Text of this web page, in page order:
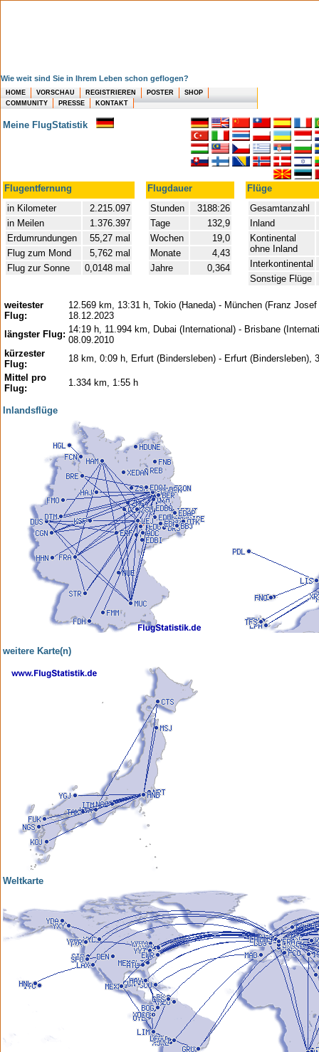
Wie weit sind Sie in Ihrem Leben schon geflogen?
HOME VORSCHAU REGISTRIEREN POSTER
SHOP
COMMUNITY
PRESSE KONTAKT
Meine FlugStatistik
Flugentfernung Flugdauer
Flüge
in Kilometer
2.215.097
in Meilen
1.376.397
Erdumrundungen
55,27 mal
Flug zum Mond
5,762 mal
Flug zur Sonne
0,0148 mal
Stunden
3188:26
Tage
132,9
Wochen
19,0
Monate
4,43
Jahre
0,364
Gesamtanzahl
Inland
Kontinental
ohne Inland
Interkontinental
Sonstige Flüge
weitester
Flug:
12.569 km, 13:31 h, Tokio (Haneda) - München (Franz
18.12.2023
längster Flug: 14:19 h, 11.994 km, Dubai (International) - Brisbane
08.09.2010
kürzester
Flug:
18 km, 0:09 h, Erfurt (Bindersleben) - Erfurt (Bindersleben),
Mittel pro
Flug:
1.334 km, 1:55 h
Inlandsflüge
weitere Karte(n)
Weltkarte